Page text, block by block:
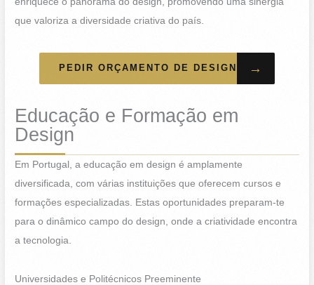
que valoriza a diversidade criativa do país.
PEDIR ORÇAMENTO DE DESIGN →
Educação e Formação em
Design
Em Portugal, a educação em design é amplamente
diversificada, com várias instituições que oferecem cursos e
formações especializadas. Estas oportunidades preparam-te
para o dinâmico campo do design, onde a criatividade encontra
a tecnologia.
Universidades e Politécnicos Preeminente